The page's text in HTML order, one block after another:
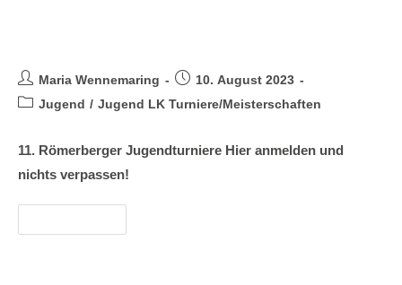
Maria Wennemaring
10. August 2023
Jugend / Jugend LK Turniere/Meisterschaften
11. Römerberger Jugendturniere Hier anmelden und
nichts verpassen!